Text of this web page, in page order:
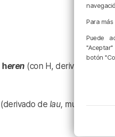
heren (con H, derivado de
(derivado de lau, muy común
Para
Puede
botón